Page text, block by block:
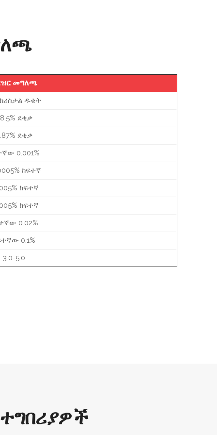
መግለጫ
ዱቄት
ደቂቃ
ደቂቃ
0.001%
ከፍተኛ
ከፍተኛ
ከፍተኛ
0.02%
0.1%
3.0-5.0